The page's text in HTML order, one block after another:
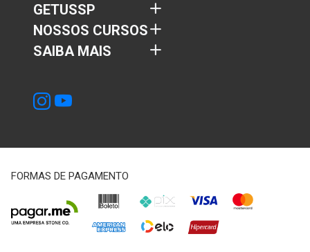
GETUSSP
NOSSOS CURSOS
SAIBA MAIS
FORMAS DE PAGAMENTO